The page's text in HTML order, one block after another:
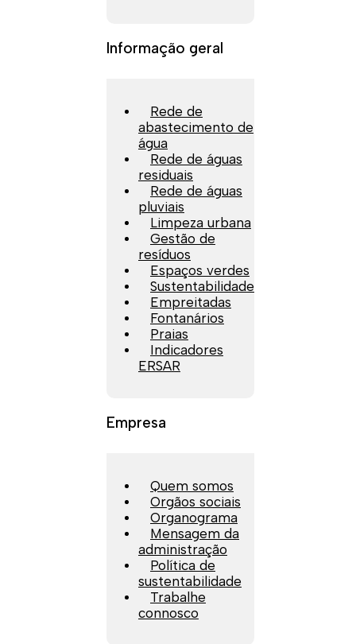
Informação geral
Rede de
abastecimento de
água
Rede de águas
residuais
Rede de águas
pluviais
Limpeza urbana
Gestão de
resíduos
Espaços verdes
Sustentabilidade
Empreitadas
Fontanários
Praias
Indicadores
ERSAR
Empresa
Quem somos
Orgãos sociais
Organograma
Mensagem da
administração
Política de
sustentabilidade
Trabalhe
connosco